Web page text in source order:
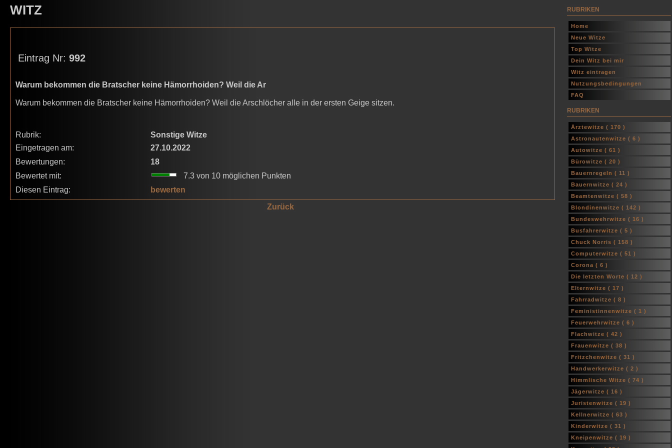
WITZ
Eintrag Nr: 992
Warum bekommen die Bratscher keine Hämorrhoiden? Weil die Ar
Warum bekommen die Bratscher keine Hämorrhoiden? Weil die Arschlöcher alle in der ersten Geige sitzen.
Rubrik:
Sonstige Witze
Eingetragen am:
27.10.2022
Bewertungen:
18
Bewertet mit:
7.3 von 10 möglichen Punkten
Diesen Eintrag:
bewerten
Zurück
RUBRIKEN
Home
Neue Witze
Top Witze
Dein Witz bei mir
Witz eintragen
Nutzungsbedingungen
FAQ
RUBRIKEN
Ärztewitze ( 170 )
Astronautenwitze ( 6 )
Autowitze ( 61 )
Bürowitze ( 20 )
Bauernregeln ( 11 )
Bauernwitze ( 24 )
Beamtenwitze ( 58 )
Blondinenwitze ( 142 )
Bundeswehrwitze ( 16 )
Busfahrerwitze ( 5 )
Chuck Norris ( 158 )
Computerwitze ( 51 )
Corona ( 6 )
Die letzten Worte ( 12 )
Elternwitze ( 17 )
Fahrradwitze ( 8 )
Feministinnenwitze ( 1 )
Feuerwehrwitze ( 6 )
Flachwitze ( 42 )
Frauenwitze ( 38 )
Fritzchenwitze ( 31 )
Handwerkerwitze ( 2 )
Himmlische Witze ( 74 )
Jägerwitze ( 16 )
Juristenwitze ( 19 )
Kellnerwitze ( 63 )
Kinderwitze ( 31 )
Kneipenwitze ( 19 )